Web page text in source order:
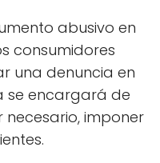
abusivo en
consumidores
una denuncia en
se encargará de
necesario, imponer